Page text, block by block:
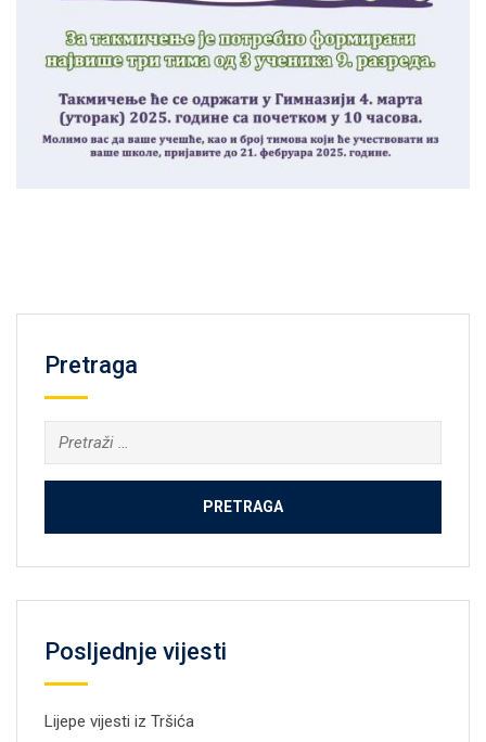
Pretraga
Pretraga:
Posljednje vijesti
Lijepe vijesti iz Tršića